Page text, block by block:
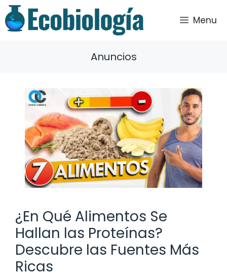
Saltar
al
contenido
Menu
Anuncios
¿En Qué Alimentos Se
Hallan las Proteínas?
Descubre las Fuentes Más
Ricas